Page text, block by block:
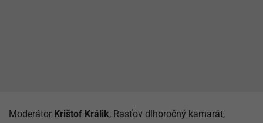
Moderátor Krištof Králik, Rasťov dlhoročný kamarát,